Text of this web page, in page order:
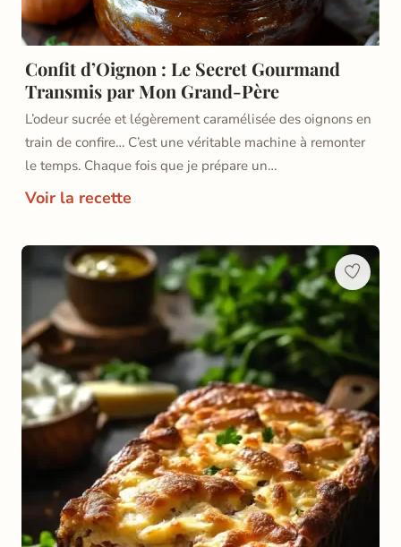
Confit d’Oignon : Le Secret Gourmand
Transmis par Mon Grand-Père
L’odeur sucrée et légèrement caramélisée des oignons en
train de confire… C’est une véritable machine à remonter
le temps. Chaque fois que je prépare un…
Voir la recette